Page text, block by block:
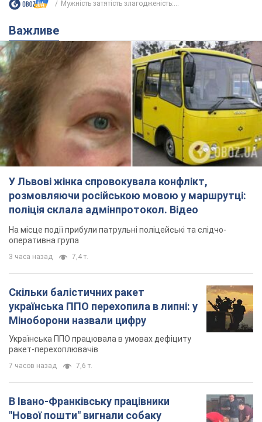
Мужність затятість злагодженість:...
Важливе
У Львові жінка спровокувала конфлікт,
розмовляючи російською мовою у маршрутці:
поліція склала адмінпротокол. Відео
На місце події прибули патрульні поліцейські та слідчо-
оперативна група
3 часа назад 7,4 т.
Скільки балістичних ракет
українська ППО перехопила в липні: у
Міноборони назвали цифру
Українська ППО працювала в умовах дефіциту
ракет-перехоплювачів
7 часов назад 7,6 т.
В Івано-Франківську працівники
"Нової пошти" вигнали собаку